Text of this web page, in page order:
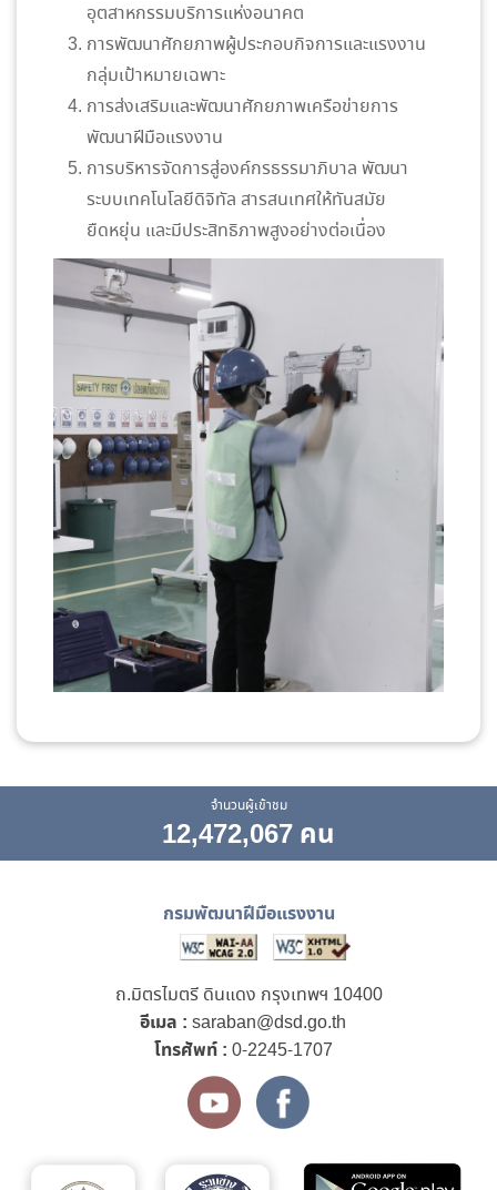
อุตสาหกรรมบริการแห่งอนาคต
การพัฒนาศักยภาพผู้ประกอบกิจการและแรงงาน
กลุ่มเป้าหมายเฉพาะ
การส่งเสริมและพัฒนาศักยภาพเครือข่ายการ
พัฒนาฝีมือแรงงาน
การบริหารจัดการสู่องค์กรธรรมาภิบาล พัฒนา
ระบบเทคโนโลยีดิจิทัล สารสนเทศให้ทันสมัย
ยืดหยุ่น และมีประสิทธิภาพสูงอย่างต่อเนื่อง
จำนวนผู้เข้าชม
12,472,067 คน
กรมพัฒนาฝีมือแรงงาน
ถ.มิตรไมตรี ดินแดง กรุงเทพฯ 10400
อีเมล : saraban@dsd.go.th
โทรศัพท์ : 0-2245-1707